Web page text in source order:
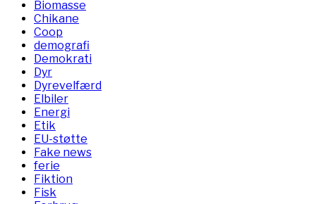
Biomasse
Chikane
Coop
demografi
Demokrati
Dyr
Dyrevelfærd
Elbiler
Energi
Etik
EU-støtte
Fake news
ferie
Fiktion
Fisk